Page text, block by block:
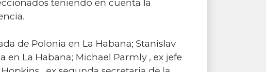
teniendo en cuenta la
de Polonia en La Habana; Stanislav
La Habana; Michael Parmly , ex jefe